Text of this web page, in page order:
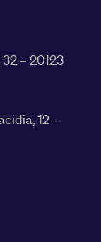
– 20123
12 –